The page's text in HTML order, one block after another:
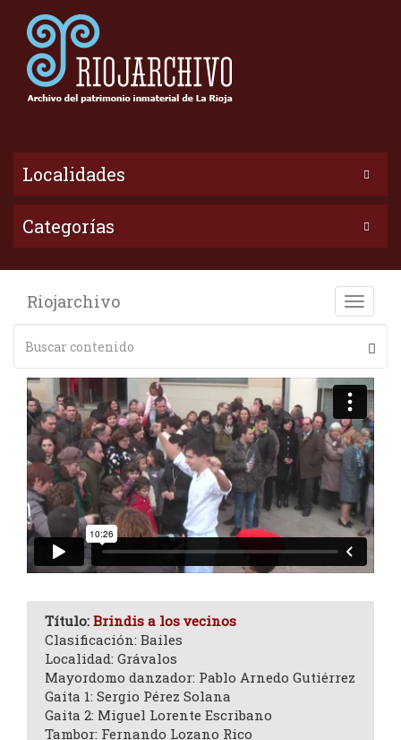
Localidades
Categorías
Toggle
Riojarchivo
Título: Brindis a los vecinos
Clasificación: Bailes
Localidad: Grávalos
Mayordomo danzador: Pablo Arnedo Gutiérrez
Gaita 1: Sergio Pérez Solana
Gaita 2: Miguel Lorente Escribano
Tambor: Fernando Lozano Rico